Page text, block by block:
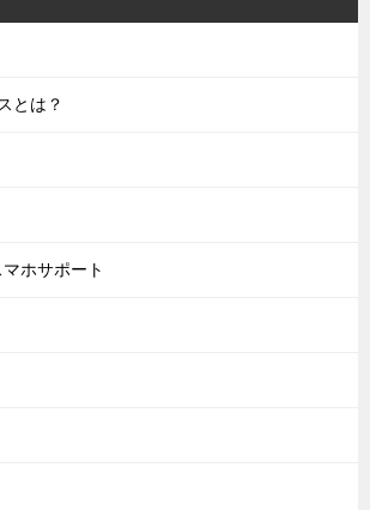
とは？
ホサポート